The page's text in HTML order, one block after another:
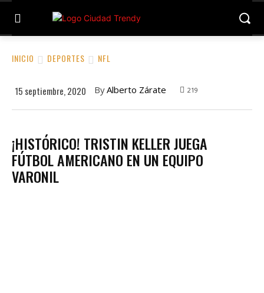
INICIO DEPORTES NFL
15 septiembre, 2020 ByAlberto Zárate 219
¡HISTÓRICO! TRISTIN KELLER JUEGA
FÚTBOL AMERICANO EN UN EQUIPO
VARONIL